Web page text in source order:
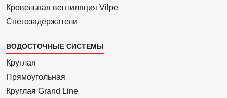
Кровельная вентиляция Vilpe
Снегозадержатели
ВОДОСТОЧНЫЕ СИСТЕМЫ
Круглая
Прямоуголь­ная
Круглая Grand Line